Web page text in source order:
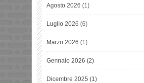
Agosto 2026 (1)
Luglio 2026 (6)
Marzo 2026 (1)
Gennaio 2026 (2)
Dicembre 2025 (1)